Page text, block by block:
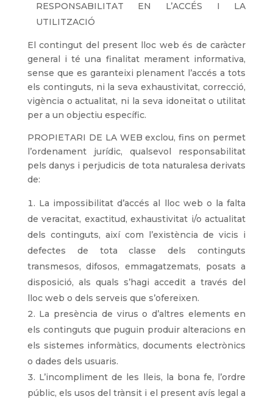
RESPONSABILITAT EN L’ACCÉS I LA
UTILITZACIÓ
El contingut del present lloc web és de caràcter
general i té una finalitat merament informativa,
sense que es garanteixi plenament l’accés a tots
els continguts, ni la seva exhaustivitat, correcció,
vigència o actualitat, ni la seva idoneïtat o utilitat
per a un objectiu específic.
PROPIETARI DE LA WEB exclou, fins on permet
l’ordenament jurídic, qualsevol responsabilitat
pels danys i perjudicis de tota naturalesa derivats
de:
La impossibilitat d’accés al lloc web o la falta
de veracitat, exactitud, exhaustivitat i/o actualitat
dels continguts, així com l’existència de vicis i
defectes de tota classe dels continguts
transmesos, difosos, emmagatzemats, posats a
disposició, als quals s’hagi accedit a través del
lloc web o dels serveis que s’ofereixen.
La presència de virus o d’altres elements en
els continguts que puguin produir alteracions en
els sistemes informàtics, documents electrònics
o dades dels usuaris.
L’incompliment de les lleis, la bona fe, l’ordre
públic, els usos del trànsit i el present avís legal a